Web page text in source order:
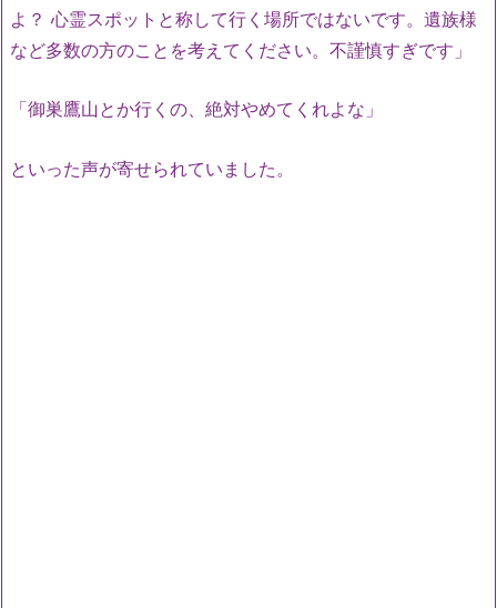
よ？ 心霊スポットと称して行く場所ではないです。遺族様
など多数の方のことを考えてください。不謹慎すぎです」
「御巣鷹山とか行くの、絶対やめてくれよな」
といった声が寄せられていました。